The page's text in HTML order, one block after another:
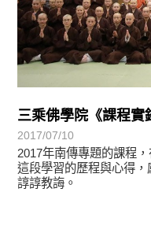
三乘佛學院《課程實
2017/07/10
2017年南傳專題的課程
這段學習的歷程與心得
諄諄教誨。